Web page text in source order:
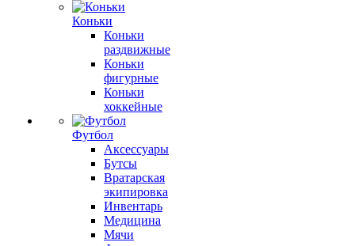
Коньки
Коньки
раздвижные
Коньки
фигурные
Коньки
хоккейные
Футбол
Аксессуары
Бутсы
Вратарская
экипировка
Инвентарь
Медицина
Мячи